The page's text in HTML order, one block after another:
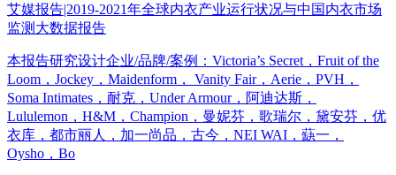
艾媒报告|2019-2021年全球内衣产业运行状况与中国内衣市场
监测大数据报告
本报告研究设计企业/品牌/案例：Victoria’s Secret，Fruit of the
Loom，Jockey，Maidenform， Vanity Fair，Aerie，PVH，
Soma Intimates，耐克，Under Armour，阿迪达斯，
Lululemon，H&M，Champion，曼妮芬，歌瑞尔，黛安芬，优
衣库，都市丽人，加一尚品，古今，NEI WAI，蒛一，
Oysho，Bo